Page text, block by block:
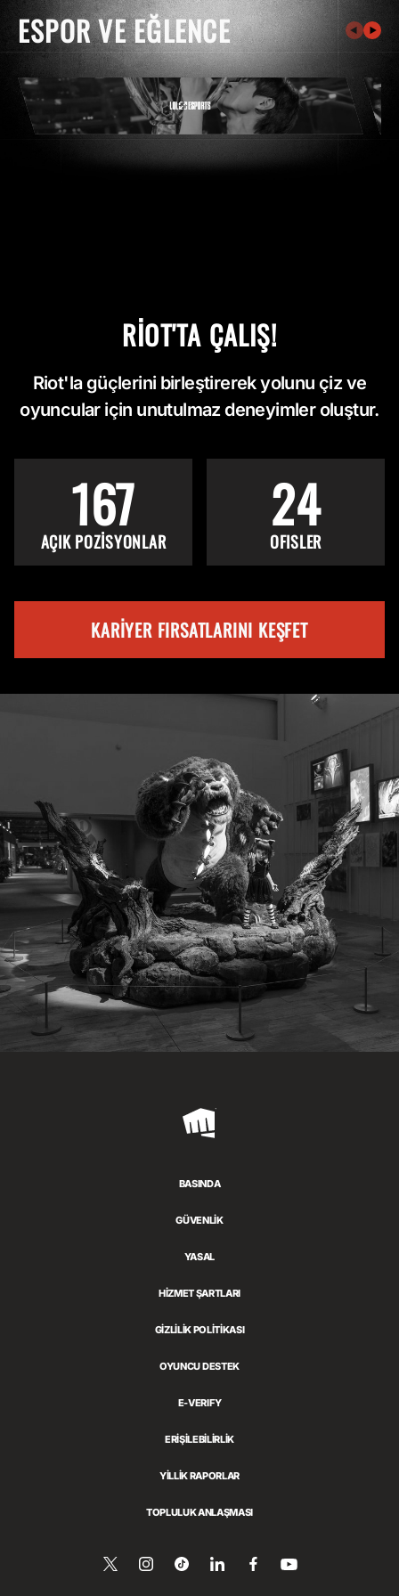
ESPOR VE EĞLENCE
RIOT'TA ÇALIŞ!
Riot'la güçlerini birleştirerek yolunu çiz ve
oyuncular için unutulmaz deneyimler oluştur.
167
AÇIK POZİSYONLAR
24
OFISLER
KARIYER FIRSATLARINI KEŞFET
Riot
BASINDA
GÜVENLİK
YASAL
HİZMET ŞARTLARI
GİZLİLİK POLİTİKASI
OYUNCU DESTEK
E-VERIFY
ERIŞILEBILIRLIK
YILLIK RAPORLAR
TOPLULUK ANLAŞMASI
Bizi
Follow
Follow
LinkedIn’de
Bizi
YouTube’da